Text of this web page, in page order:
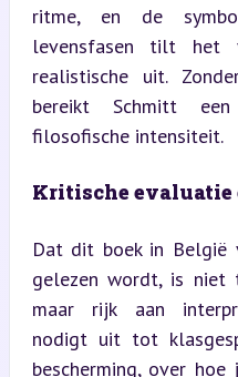
ritme, en de
levensfasen tilt het
realistische uit.
bereikt Schmitt
filosofische intensiteit.
Kritische evaluatie
Dat dit boek in België
gelezen wordt, is niet
maar rijk aan
nodigt uit tot
bescherming, over